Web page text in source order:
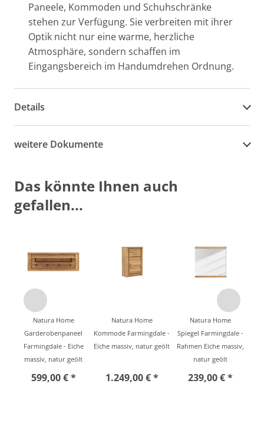
Paneele, Kommoden und Schuhschränke
stehen zur Verfügung. Sie verbreiten mit ihrer
Optik nicht nur eine warme, herzliche
Atmosphäre, sondern schaffen im
Eingangsbereich im Handumdrehen Ordnung.
Details
weitere Dokumente
Das könnte Ihnen auch
gefallen...
Natura Home
Garderobenpaneel
Farmingdale - Eiche
massiv, natur geölt
599,00 € *
Natura Home
Kommode Farmingdale -
Eiche massiv, natur geölt
1.249,00 € *
Natura Home
Spiegel Farmingdale -
Rahmen Eiche massiv,
natur geölt
239,00 € *